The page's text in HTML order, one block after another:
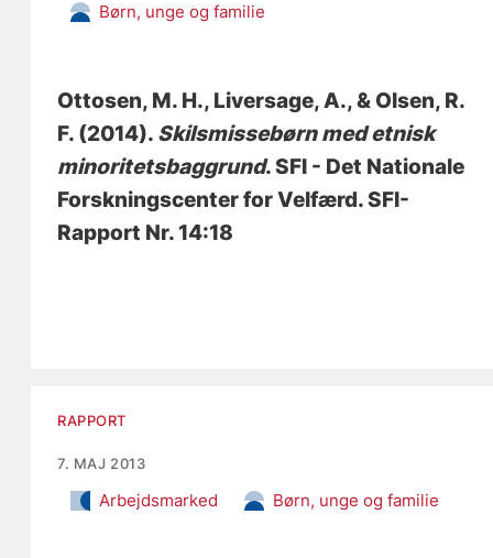
Børn, unge og familie
Ottosen, M. H., Liversage, A., & Olsen, R.
F. (2014). Skilsmissebørn med etnisk
minoritetsbaggrund. SFI - Det Nationale
Forskningscenter for Velfærd. SFI-
Rapport Nr. 14:18
RAPPORT
7. MAJ 2013
Arbejdsmarked Børn, unge og familie